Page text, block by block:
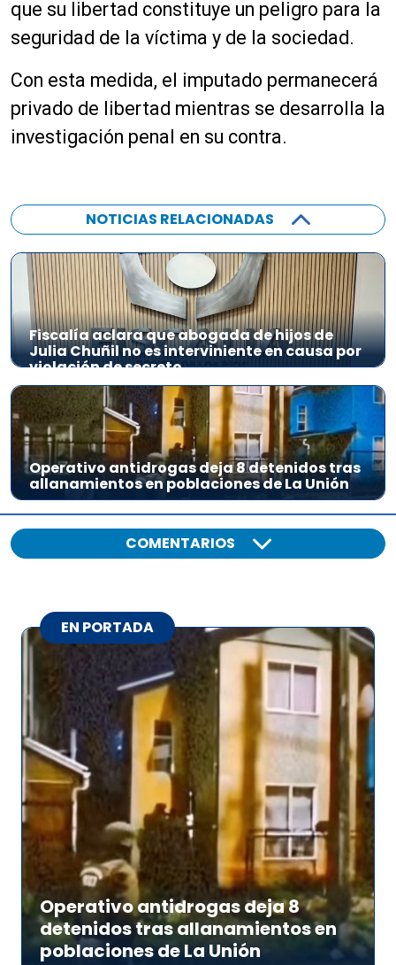
que su libertad constituye un peligro para la
seguridad de la víctima y de la sociedad.
Con esta medida, el imputado permanecerá
privado de libertad mientras se desarrolla la
investigación penal en su contra.
NOTICIAS RELACIONADAS
Fiscalía aclara que abogada de hijos de
Julia Chuñil no es interviniente en causa por
violación de secreto
Operativo antidrogas deja 8 detenidos tras
allanamientos en poblaciones de La Unión
COMENTARIOS
EN PORTADA
Operativo antidrogas deja 8
detenidos tras allanamientos en
poblaciones de La Unión